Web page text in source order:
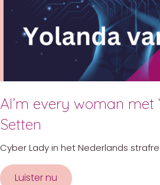
AI’m every woman met
Setten
Cyber Lady in het Nederlands
Luister nu about AI’m every